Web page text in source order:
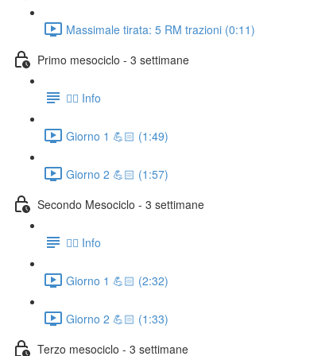
Massimale tirata: 5 RM trazioni (0:11)
Primo mesociclo - 3 settimane
👉🏻 Info
Giorno 1 💪🏻 (1:49)
Giorno 2 💪🏻 (1:57)
Secondo Mesociclo - 3 settimane
👉🏻 Info
Giorno 1 💪🏻 (2:32)
Giorno 2 💪🏻 (1:33)
Terzo mesociclo - 3 settimane